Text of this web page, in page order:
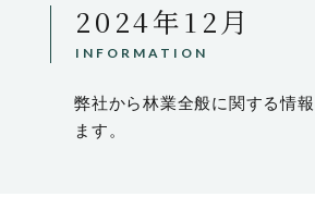
2024年12月
INFORMATION
弊社から林業全般に関する情
ます。